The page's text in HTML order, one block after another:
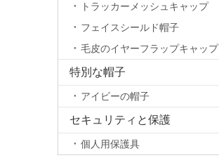
トラッカーメッシュキャップ
フェイスシールド帽子
毛皮のイヤーフラップキャップ
特別な帽子
アイビーの帽子
セキュリティと保護
個人用保護具